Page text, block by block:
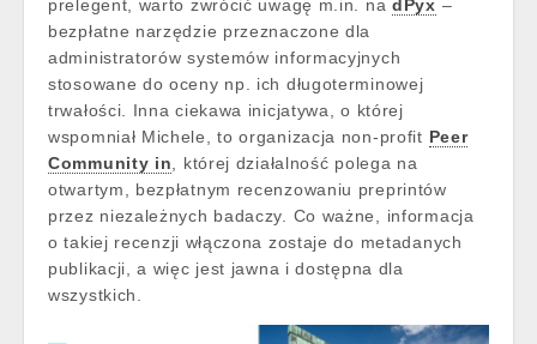
prelegent, warto zwrócić uwagę m.in. na dPyx –
bezpłatne narzędzie przeznaczone dla
administratorów systemów informacyjnych
stosowane do oceny np. ich długoterminowej
trwałości. Inna ciekawa inicjatywa, o której
wspomniał Michele, to organizacja non-profit Peer
Community in , której działalność polega na
otwartym, bezpłatnym recenzowaniu preprintów
przez niezależnych badaczy. Co ważne, informacja
o takiej recenzji włączona zostaje do metadanych
publikacji, a więc jest jawna i dostępna dla
wszystkich.